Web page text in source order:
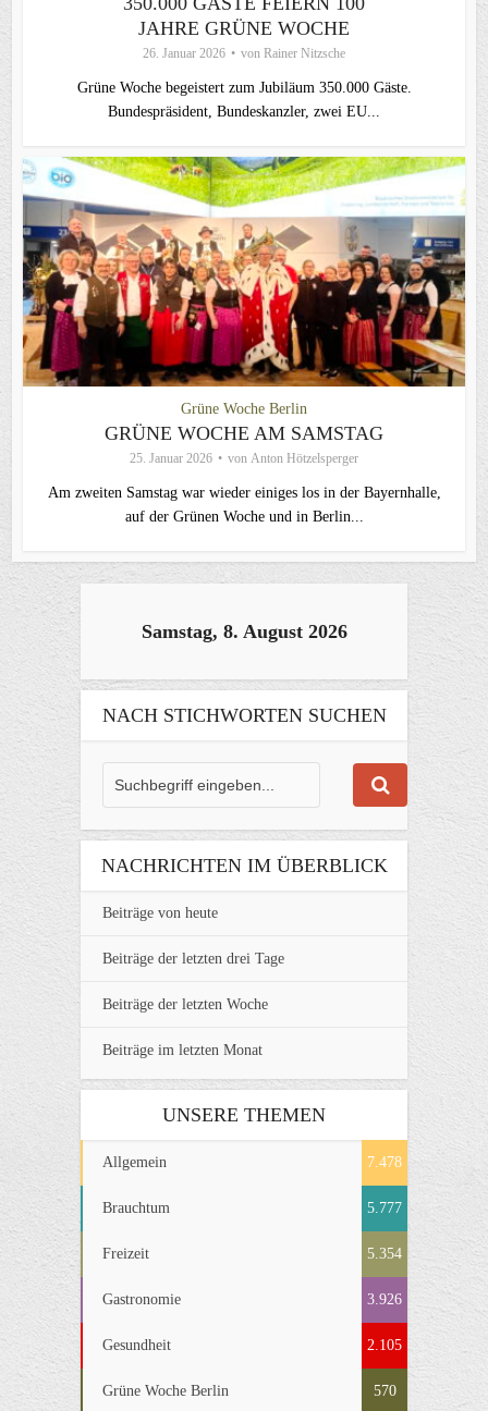
JAHRE GRÜNE WOCHE
26. Januar 2026 von Rainer Nitzsche
Grüne Woche begeistert zum Jubiläum 350.000 Gäste.
Bundespräsident, Bundeskanzler, zwei EU...
Grüne Woche Berlin
GRÜNE WOCHE AM SAMSTAG
25. Januar 2026 von Anton Hötzelsperger
Am zweiten Samstag war wieder einiges los in der Bayernhalle,
auf der Grünen Woche und in Berlin...
Samstag, 8. August 2026
NACH STICHWORTEN SUCHEN
NACHRICHTEN IM ÜBERBLICK
Beiträge von heute
Beiträge der letzten drei Tage
Beiträge der letzten Woche
Beiträge im letzten Monat
UNSERE THEMEN
Allgemein 7.478
Brauchtum 5.777
Freizeit 5.354
Gastronomie 3.926
Gesundheit 2.105
Grüne Woche Berlin 570